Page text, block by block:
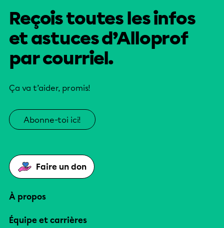
Reçois toutes les infos
et astuces d’Alloprof
par courriel.
Ça va t’aider, promis!
Abonne-toi ici!
Faire un don
À propos
Équipe et carrières